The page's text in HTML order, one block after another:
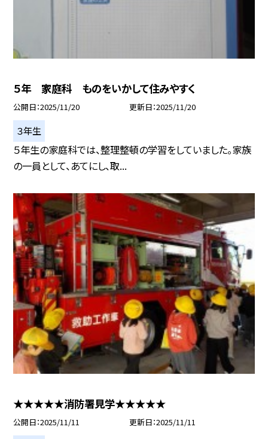
５年 家庭科 ものをいかして住みやすく
公開日 2025/11/20 更新日 2025/11/20
３年生
５年生の家庭科では、整理整頓の学習をしていました。家族
の一員として、あてにし、取...
★★★★★消防署見学★★★★★
公開日 2025/11/11 更新日 2025/11/11